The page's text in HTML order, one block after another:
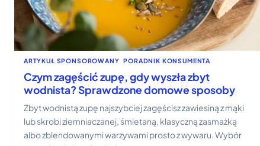
ARTYKUŁ SPONSOROWANY, PORADNIK KONSUMENTA
Czym zagęścić zupę, gdy wyszła zbyt
wodnista? Sprawdzone domowe sposoby
Zbyt wodnistą zupę najszybciej zagęścisz zawiesiną z mąki
lub skrobi ziemniaczanej, śmietaną, klasyczną zasmażką
albo zblendowanymi warzywami prosto z wywaru. Wybór